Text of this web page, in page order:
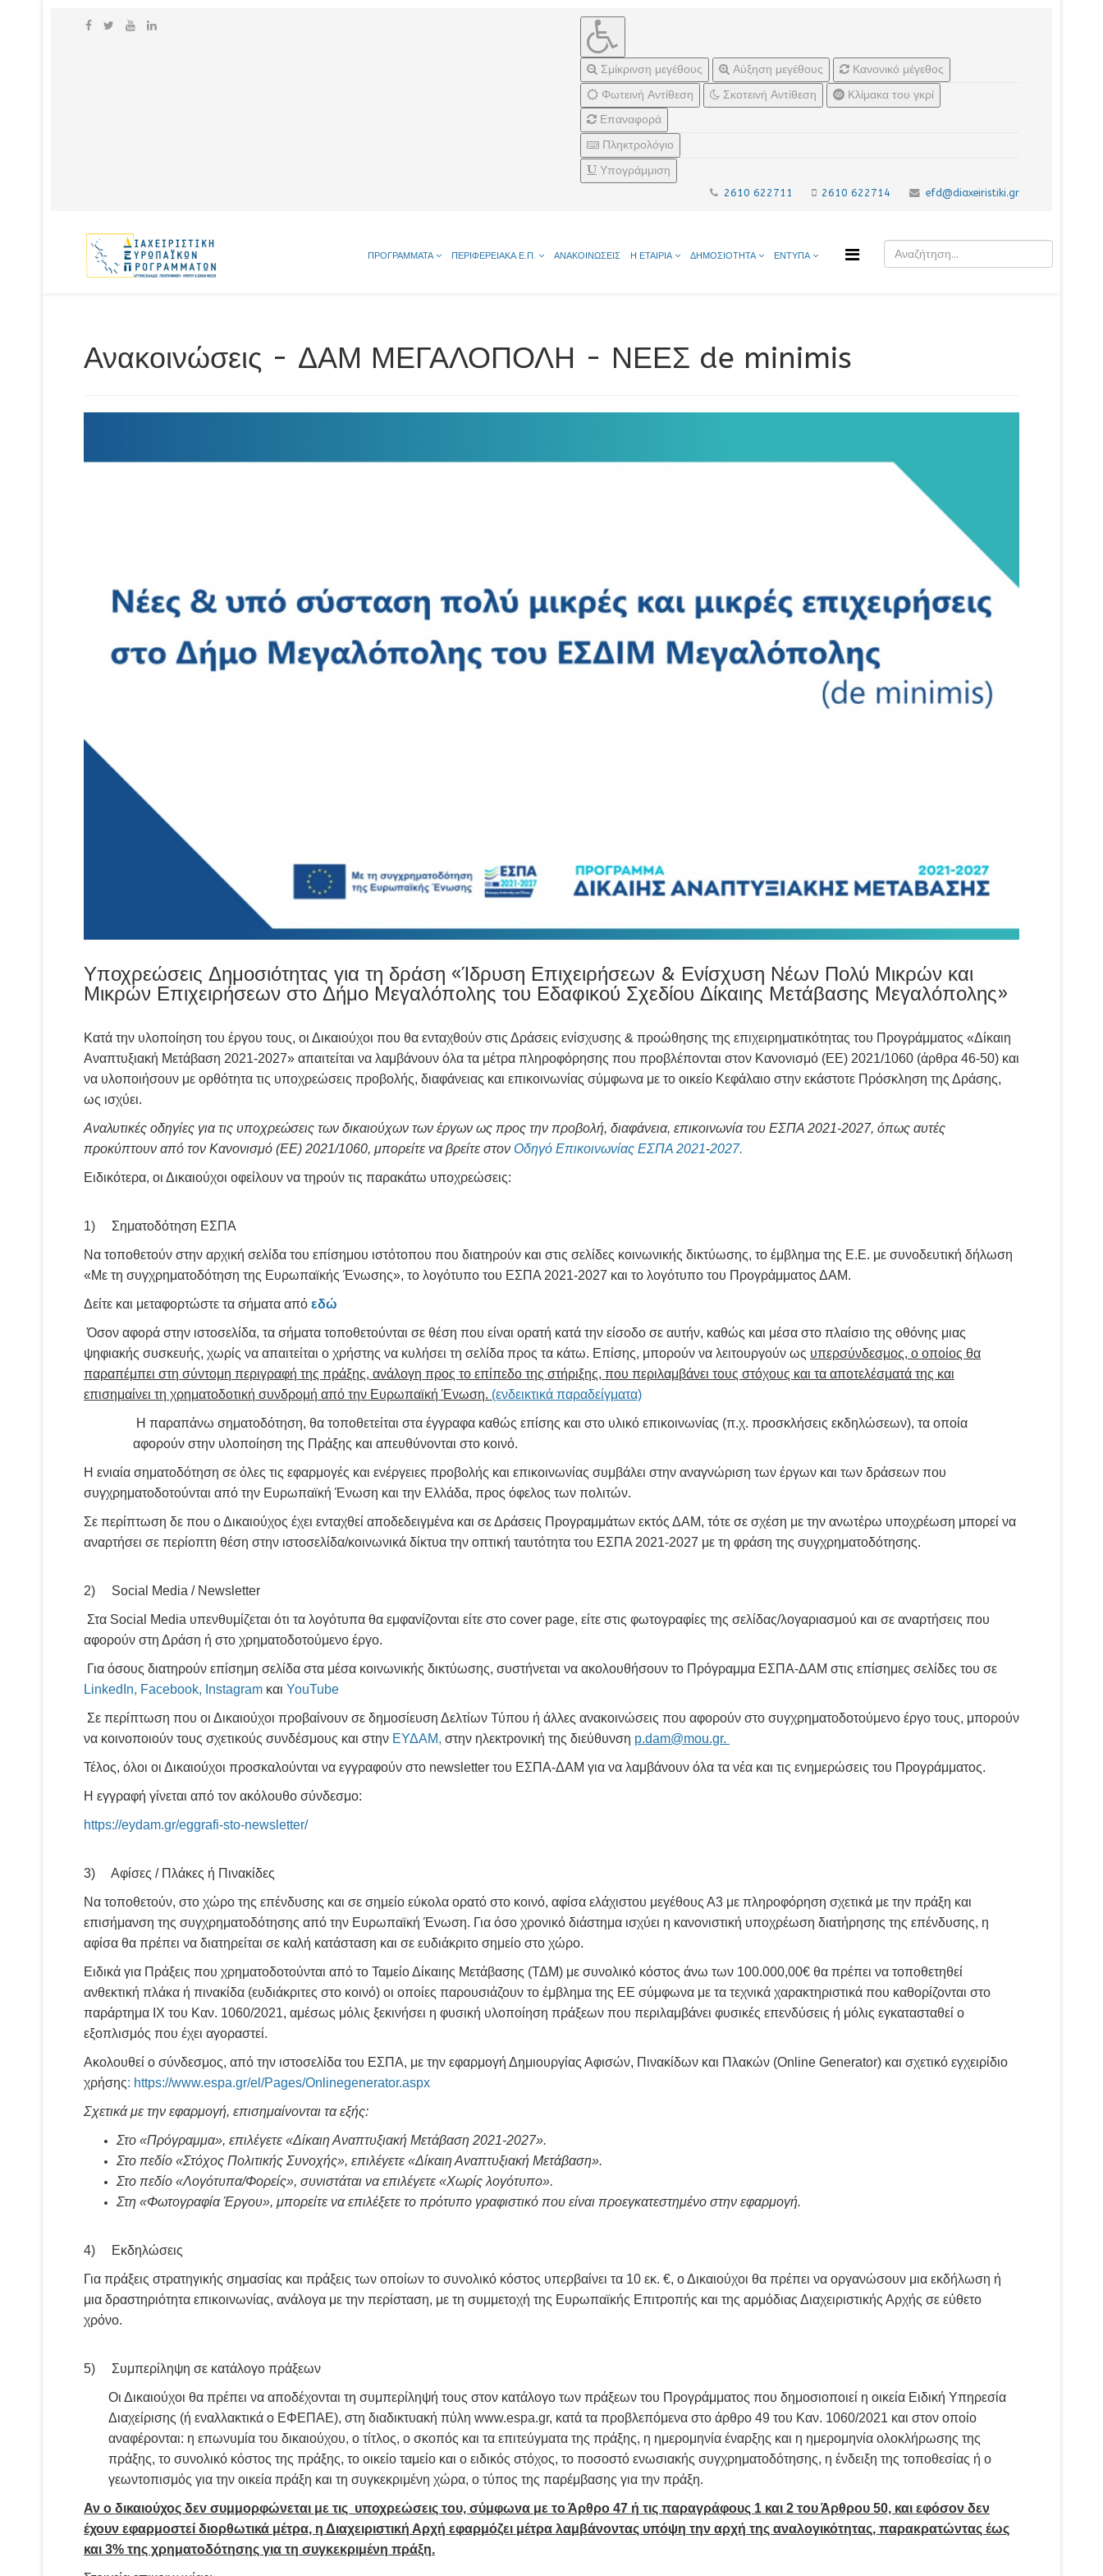
Σμίκρινση μεγέθους Αύξηση μεγέθους
Κανονικό μέγεθος
Φωτεινή Αντίθεση
Σκοτεινή Αντίθεση
Κλίμακα του γκρί
Επαναφορά
Πληκτρολόγιο
Υπογράμμιση
2610 622711 2610 622714 efd@diaxeiristiki.gr
ΠΡΟΓΡΑΜΜΑΤΑ ΠΕΡΙΦΕΡΕΙΑΚΑ Ε.Π. ΑΝΑΚΟΙΝΩΣΕΙΣ Η ΕΤΑΙΡΙΑ ΔΗΜΟΣΙΟΤΗΤΑ ΕΝΤΥΠΑ
Ανακοινώσεις - ΔΑΜ ΜΕΓΑΛΟΠΟΛΗ - ΝΕΕΣ de minimis
Υποχρεώσεις Δημοσιότητας για τη δράση «Ίδρυση Επιχειρήσεων & Ενίσχυση Νέων Πολύ Μικρών και
Μικρών Επιχειρήσεων στο Δήμο Μεγαλόπολης του Εδαφικού Σχεδίου Δίκαιης Μετάβασης Μεγαλόπολης»
Κατά την υλοποίηση του έργου τους, οι Δικαιούχοι που θα ενταχθούν στις Δράσεις ενίσχυσης & προώθησης της επιχειρηματικότητας του Προγράμματος «Δίκαιη
Αναπτυξιακή Μετάβαση 2021-2027» απαιτείται να λαμβάνουν όλα τα μέτρα πληροφόρησης που προβλέπονται στον Κανονισμό (ΕΕ) 2021/1060 (άρθρα 46-50) και
να υλοποιήσουν με ορθότητα τις υποχρεώσεις προβολής, διαφάνειας και επικοινωνίας σύμφωνα με το οικείο Κεφάλαιο στην εκάστοτε Πρόσκληση της Δράσης,
ως ισχύει.
Αναλυτικές οδηγίες για τις υποχρεώσεις των δικαιούχων των έργων ως προς την προβολή, διαφάνεια, επικοινωνία του ΕΣΠΑ 2021-2027, όπως αυτές
προκύπτουν από τον Κανονισμό (ΕΕ) 2021/1060, μπορείτε να βρείτε στον Οδηγό Επικοινωνίας ΕΣΠΑ 2021-2027.
Ειδικότερα, οι Δικαιούχοι οφείλουν να τηρούν τις παρακάτω υποχρεώσεις:
1) Σηματοδότηση ΕΣΠΑ
Να τοποθετούν στην αρχική σελίδα του επίσημου ιστότοπου που διατηρούν και στις σελίδες κοινωνικής δικτύωσης, το έμβλημα της Ε.Ε. με συνοδευτική δήλωση
«Με τη συγχρηματοδότηση της Ευρωπαϊκής Ένωσης», το λογότυπο του ΕΣΠΑ 2021-2027 και το λογότυπο του Προγράμματος ΔΑΜ.
Δείτε και μεταφορτώστε τα σήματα από εδώ
Όσον αφορά στην ιστοσελίδα, τα σήματα τοποθετούνται σε θέση που είναι ορατή κατά την είσοδο σε αυτήν, καθώς και μέσα στο πλαίσιο της οθόνης μιας
ψηφιακής συσκευής, χωρίς να απαιτείται ο χρήστης να κυλήσει τη σελίδα προς τα κάτω. Επίσης, μπορούν να λειτουργούν ως υπερσύνδεσμος, ο οποίος θα
παραπέμπει στη σύντομη περιγραφή της πράξης, ανάλογη προς το επίπεδο της στήριξης, που περιλαμβάνει τους στόχους και τα αποτελέσματά της και
επισημαίνει τη χρηματοδοτική συνδρομή από την Ευρωπαϊκή Ένωση. (ενδεικτικά παραδείγματα)
Η παραπάνω σηματοδότηση, θα τοποθετείται στα έγγραφα καθώς επίσης και στο υλικό επικοινωνίας (π.χ. προσκλήσεις εκδηλώσεων), τα οποία
αφορούν στην υλοποίηση της Πράξης και απευθύνονται στο κοινό.
Η ενιαία σηματοδότηση σε όλες τις εφαρμογές και ενέργειες προβολής και επικοινωνίας συμβάλει στην αναγνώριση των έργων και των δράσεων που
συγχρηματοδοτούνται από την Ευρωπαϊκή Ένωση και την Ελλάδα, προς όφελος των πολιτών.
Σε περίπτωση δε που ο Δικαιούχος έχει ενταχθεί αποδεδειγμένα και σε Δράσεις Προγραμμάτων εκτός ΔΑΜ, τότε σε σχέση με την ανωτέρω υποχρέωση μπορεί να
αναρτήσει σε περίοπτη θέση στην ιστοσελίδα/κοινωνικά δίκτυα την οπτική ταυτότητα του ΕΣΠΑ 2021-2027 με τη φράση της συγχρηματοδότησης.
2) Social Media / Newsletter
Στα Social Media υπενθυμίζεται ότι τα λογότυπα θα εμφανίζονται είτε στο cover page, είτε στις φωτογραφίες της σελίδας/λογαριασμού και σε αναρτήσεις που
αφορούν στη Δράση ή στο χρηματοδοτούμενο έργο.
Για όσους διατηρούν επίσημη σελίδα στα μέσα κοινωνικής δικτύωσης, συστήνεται να ακολουθήσουν το Πρόγραμμα ΕΣΠΑ-ΔΑΜ στις επίσημες σελίδες του σε
LinkedIn, Facebook, Instagram και YouTube
Σε περίπτωση που οι Δικαιούχοι προβαίνουν σε δημοσίευση Δελτίων Τύπου ή άλλες ανακοινώσεις που αφορούν στο συγχρηματοδοτούμενο έργο τους, μπορούν
να κοινοποιούν τους σχετικούς συνδέσμους και στην ΕΥΔΑΜ, στην ηλεκτρονική της διεύθυνση p.dam@mou.gr.
Τέλος, όλοι οι Δικαιούχοι προσκαλούνται να εγγραφούν στο newsletter του ΕΣΠΑ-ΔΑΜ για να λαμβάνουν όλα τα νέα και τις ενημερώσεις του Προγράμματος.
Η εγγραφή γίνεται από τον ακόλουθο σύνδεσμο:
https://eydam.gr/eggrafi-sto-newsletter/
3) Αφίσες / Πλάκες ή Πινακίδες
Να τοποθετούν, στο χώρο της επένδυσης και σε σημείο εύκολα ορατό στο κοινό, αφίσα ελάχιστου μεγέθους Α3 με πληροφόρηση σχετικά με την πράξη και
επισήμανση της συγχρηματοδότησης από την Ευρωπαϊκή Ένωση. Για όσο χρονικό διάστημα ισχύει η κανονιστική υποχρέωση διατήρησης της επένδυσης, η
αφίσα θα πρέπει να διατηρείται σε καλή κατάσταση και σε ευδιάκριτο σημείο στο χώρο.
Ειδικά για Πράξεις που χρηματοδοτούνται από το Ταμείο Δίκαιης Μετάβασης (ΤΔΜ) με συνολικό κόστος άνω των 100.000,00€ θα πρέπει να τοποθετηθεί
ανθεκτική πλάκα ή πινακίδα (ευδιάκριτες στο κοινό) οι οποίες παρουσιάζουν το έμβλημα της ΕΕ σύμφωνα με τα τεχνικά χαρακτηριστικά που καθορίζονται στο
παράρτημα ΙΧ του Καν. 1060/2021, αμέσως μόλις ξεκινήσει η φυσική υλοποίηση πράξεων που περιλαμβάνει φυσικές επενδύσεις ή μόλις εγκατασταθεί ο
εξοπλισμός που έχει αγοραστεί.
Ακολουθεί ο σύνδεσμος, από την ιστοσελίδα του ΕΣΠΑ, με την εφαρμογή Δημιουργίας Αφισών, Πινακίδων και Πλακών (Online Generator) και σχετικό εγχειρίδιο
χρήσης: https://www.espa.gr/el/Pages/Onlinegenerator.aspx
Σχετικά με την εφαρμογή, επισημαίνονται τα εξής:
Στο «Πρόγραμμα», επιλέγετε «Δίκαιη Αναπτυξιακή Μετάβαση 2021-2027».
Στο πεδίο «Στόχος Πολιτικής Συνοχής», επιλέγετε «Δίκαιη Αναπτυξιακή Μετάβαση».
Στο πεδίο «Λογότυπα/Φορείς», συνιστάται να επιλέγετε «Xωρίς λογότυπο».
Στη «Φωτογραφία Έργου», μπορείτε να επιλέξετε το πρότυπο γραφιστικό που είναι προεγκατεστημένο στην εφαρμογή.
4) Εκδηλώσεις
Για πράξεις στρατηγικής σημασίας και πράξεις των οποίων το συνολικό κόστος υπερβαίνει τα 10 εκ. €, ο Δικαιούχοι θα πρέπει να οργανώσουν μια εκδήλωση ή
μια δραστηριότητα επικοινωνίας, ανάλογα με την περίσταση, με τη συμμετοχή της Ευρωπαϊκής Επιτροπής και της αρμόδιας Διαχειριστικής Αρχής σε εύθετο
χρόνο.
5) Συμπερίληψη σε κατάλογο πράξεων
Οι Δικαιούχοι θα πρέπει να αποδέχονται τη συμπερίληψή τους στον κατάλογο των πράξεων του Προγράμματος που δημοσιοποιεί η οικεία Ειδική Υπηρεσία
Διαχείρισης (ή εναλλακτικά ο ΕΦΕΠΑΕ), στη διαδικτυακή πύλη www.espa.gr, κατά τα προβλεπόμενα στο άρθρο 49 του Καν. 1060/2021 και στον οποίο
αναφέρονται: η επωνυμία του δικαιούχου, ο τίτλος, ο σκοπός και τα επιτεύγματα της πράξης, η ημερομηνία έναρξης και η ημερομηνία ολοκλήρωσης της
πράξης, το συνολικό κόστος της πράξης, το οικείο ταμείο και ο ειδικός στόχος, το ποσοστό ενωσιακής συγχρηματοδότησης, η ένδειξη της τοποθεσίας ή ο
γεωντοπισμός για την οικεία πράξη και τη συγκεκριμένη χώρα, ο τύπος της παρέμβασης για την πράξη.
Αν ο δικαιούχος δεν συμμορφώνεται με τις υποχρεώσεις του, σύμφωνα με το Άρθρο 47 ή τις παραγράφους 1 και 2 του Άρθρου 50, και εφόσον δεν
έχουν εφαρμοστεί διορθωτικά μέτρα, η Διαχειριστική Αρχή εφαρμόζει μέτρα λαμβάνοντας υπόψη την αρχή της αναλογικότητας, παρακρατώντας έως
και 3% της χρηματοδότησης για τη συγκεκριμένη πράξη.